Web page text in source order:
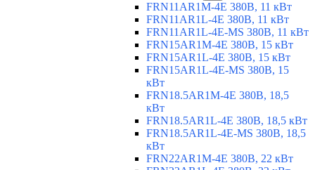
FRN11AR1M-4E 380В, 11 кВт
FRN11AR1L-4E 380В, 11 кВт
FRN11AR1L-4E-MS 380В, 11 кВт
FRN15AR1M-4E 380В, 15 кВт
FRN15AR1L-4E 380В, 15 кВт
FRN15AR1L-4E-MS 380В, 15
кВт
FRN18.5AR1M-4E 380В, 18,5
кВт
FRN18.5AR1L-4E 380В, 18,5 кВт
FRN18.5AR1L-4E-MS 380В, 18,5
кВт
FRN22AR1M-4E 380В, 22 кВт